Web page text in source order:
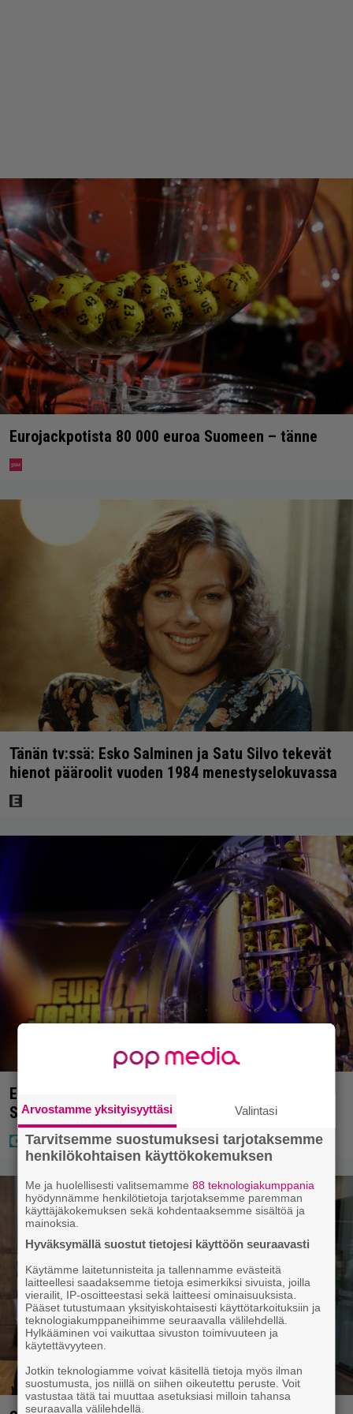
Eurojackpotista 80 000 euroa Suomeen – tänne
Tänän tv:ssä: Esko Salminen ja Satu Silvo tekevät
hienot pääroolit vuoden 1984 menestyselokuvassa
Eurojackpotissa poksahti 32,7 miljoonaa, ja tänne
Suomen isoin voitto meni
Arvostamme yksityisyyttäsi Valintasi
Tarvitsemme suostumuksesi tarjotaksemme
henkilökohtaisen käyttökokemuksen
Me ja huolellisesti valitsemamme88 teknologiakumppania
hyödynnämme henkilötietoja tarjotaksemme paremman
käyttäjäkokemuksen sekä kohdentaaksemme sisältöä ja
mainoksia.
Hyväksymällä suostut tietojesi käyttöön seuraavasti
Käytämme laitetunnisteita ja tallennamme evästeitä
laitteellesi saadaksemme tietoja esimerkiksi sivuista, joilla
vierailit, IP-osoitteestasi sekä laitteesi ominaisuuksista.
Pääset tutustumaan yksityiskohtaisesti käyttötarkoituksiin ja
teknologiakumppaneihimme seuraavalla välilehdellä.
Hylkääminen voi vaikuttaa sivuston toimivuuteen ja
käytettävyyteen.
Jotkin teknologiamme voivat käsitellä tietoja myös ilman
suostumusta, jos niillä on siihen oikeutettu peruste. Voit
vastustaa tätä tai muuttaa asetuksiasi milloin tahansa
seuraavalla välilehdellä.